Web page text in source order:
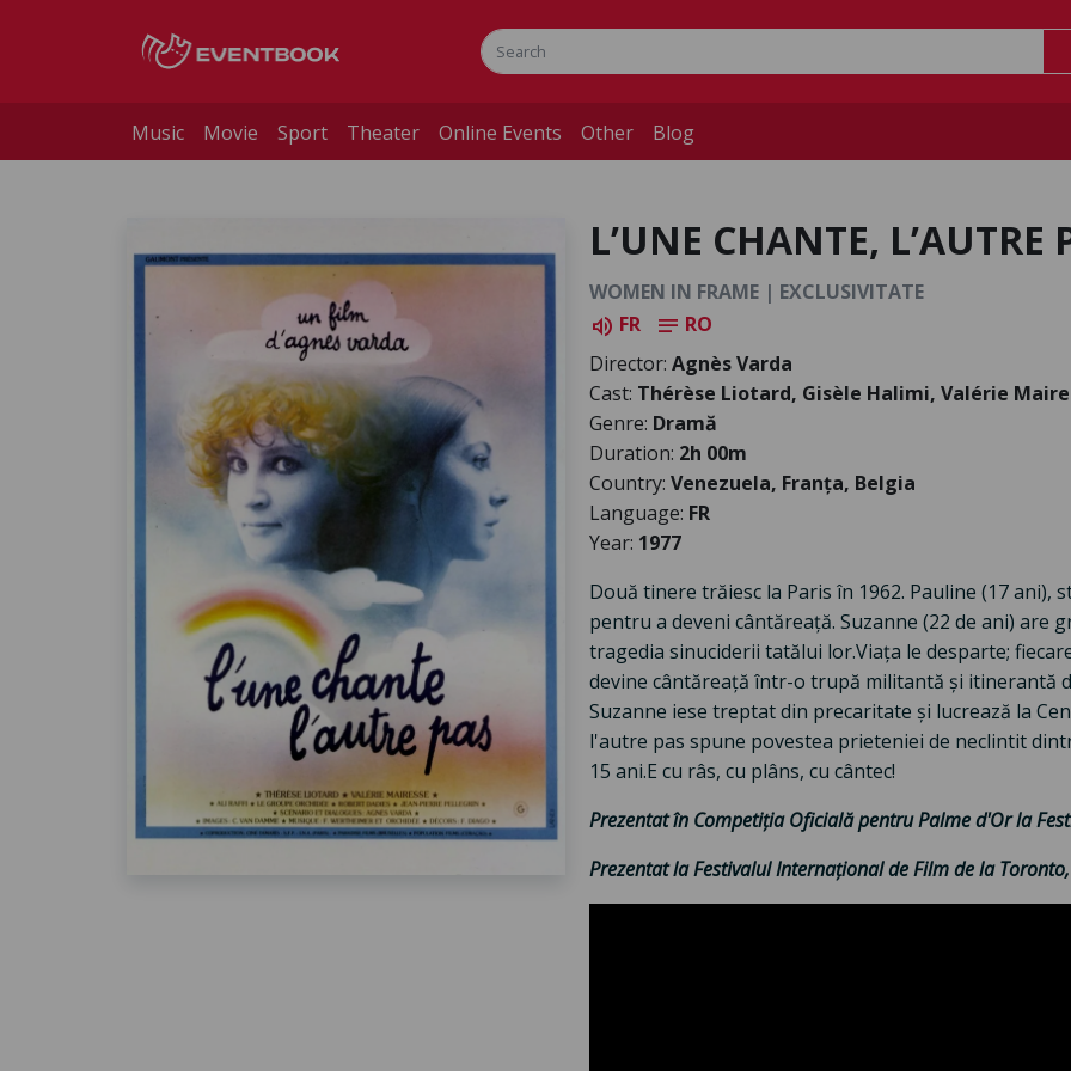
Music Movie Sport Theater Online Events Other Blog
L’UNE CHANTE, L’AUTRE
WOMEN IN FRAME | EXCLUSIVITATE
volume_up FR notes RO
Director: Agnès Varda
Cast: Thérèse Liotard, Gisèle Halimi, Valérie
Genre: Dramă
Duration: 2h 00m
Country: Venezuela, Franța, Belgia
Language: FR
Year: 1977
Două tinere trăiesc la Paris în 1962. Pauline (17 ani),
pentru a deveni cântăreață. Suzanne (22 de ani) are
tragedia sinuciderii tatălui lor.Viața le desparte;
devine cântăreață într-o trupă militantă și itinerantă
Suzanne iese treptat din precaritate și lucrează la
l'autre pas spune povestea prieteniei de neclintit
15 ani.E cu râs, cu plâns, cu cântec!
Prezentat în Competiția Oficială pentru Palme d'Or la
Prezentat la Festivalul Internațional de Film de la